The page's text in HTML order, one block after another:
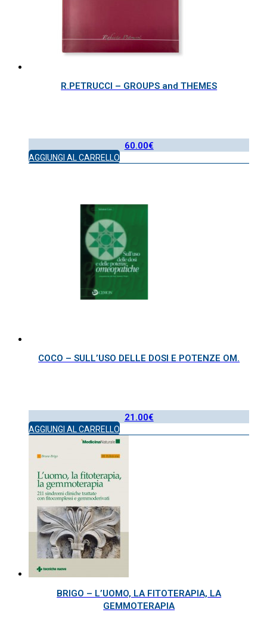
R.PETRUCCI – GROUPS and THEMES
60.00€
AGGIUNGI AL CARRELLO
COCO – SULL’USO DELLE DOSI E POTENZE OM.
21.00€
AGGIUNGI AL CARRELLO
BRIGO – L’UOMO, LA FITOTERAPIA, LA
GEMMOTERAPIA